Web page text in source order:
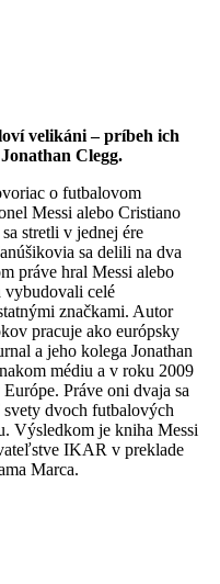
velikáni – príbeh ich
Clegg.
o futbalovom
Messi alebo Cristiano
stretli v jednej ére
sa delili na dva
práve hral Messi alebo
vybudovali celé
značkami. Autor
pracuje ako európsky
a jeho kolega Jonathan
médiu a v roku 2009
Práve oni dvaja sa
dvoch futbalových
Výsledkom je kniha Messi
IKAR v preklade
Marca.